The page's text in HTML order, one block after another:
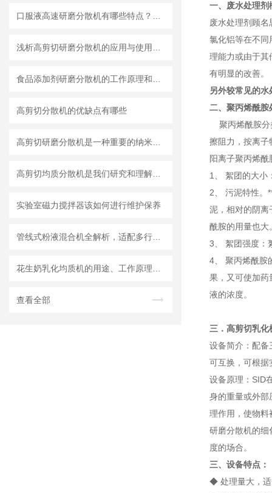
高剪切分散机的优缺点有哪些
实验室磁力搅拌器该如何进行维护保养
查看全部
一、 废水处理剂
废水处理剂顾
氯化铝等在不同
理能力或由于其
有明显的改善。
另外较常见的
二、聚丙烯酰胺
聚丙烯酰胺分
擦阻力，按离子
阳离子聚丙烯
1、 絮团的大小
2、 污泥特性。
泥，相对的阴离
酰胺的用量也大
3、 絮团强度：
4、 聚丙烯酰胺
果，又可使加
液的浓度。
三．高剪切乳化
设备简介：配备
可互换，可根据
设备原理：SID
身的重量或外部
理作用，使物料
研磨分散机的细
度的场合。
三、 设备特点：
◆ 处理量大，适